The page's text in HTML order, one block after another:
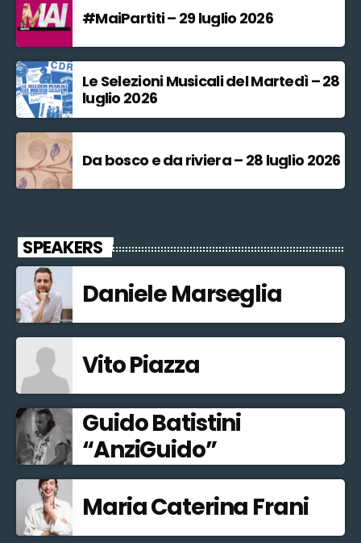
#MaiPartiti – 29 luglio 2026
Le Selezioni Musicali del Martedì – 28
luglio 2026
Da bosco e da riviera – 28 luglio 2026
SPEAKERS
Daniele Marseglia
Vito Piazza
Guido Batistini
“AnziGuido”
Maria Caterina Frani